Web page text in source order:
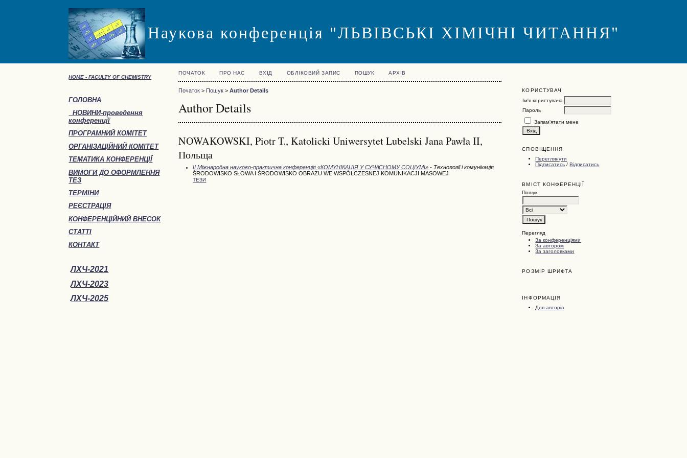
Наукова конференція "ЛЬВІВСЬКІ ХІМІЧНІ ЧИТАННЯ"
HOME -FACULTY OF CHEMISTRY
ГОЛОВНА
НОВИНИ-проведення
конференції
ПРОГРАМНИЙ КОМІТЕТ
ОРГАНІЗАЦІЙНИЙ КОМІТЕТ
ТЕМАТИКА КОНФЕРЕНЦІЇ
ВИМОГИ ДО ОФОРМЛЕННЯ
ТЕЗ
ТЕРМІНИ
РЕЄСТРАЦІЯ
КОНФЕРЕНЦІЙНИЙ ВНЕСОК
СТАТТІ
КОНТАКТ
ЛХЧ-2021
ЛХЧ-2023
ЛХЧ-2025
КОРИСТУВАЧ
Ім'я користувача
Пароль
Запам'ятати мене
СПОВІЩЕННЯ
Переглянути
Підписатись /Відписатись
ВМІСТ КОНФЕРЕНЦІЇ
Пошук
Перегляд
За конференціями
За автором
За заголовками
РОЗМІР ШРИФТА
ІНФОРМАЦІЯ
Для авторів
ПОЧАТОК ПРО НАС ВХІД ОБЛІКОВИЙ ЗАПИС ПОШУК АРХІВ
Початок > Пошук >Author Details
Author Details
NOWAKOWSKI, Piotr T., Katolicki Uniwersytet Lubelski Jana Pawła II,
Польща
ІІ Міжнародна науково-практична конференція «КОМУНІКАЦІЯ У СУЧАСНОМУ СОЦІУМІ» - Технології і комунікація
ŚRODOWISKO SŁOWA I ŚRODOWISKO OBRAZU WE WSPÓŁCZESNEJ KOMUNIKACJI MASOWEJ
ТЕЗИ